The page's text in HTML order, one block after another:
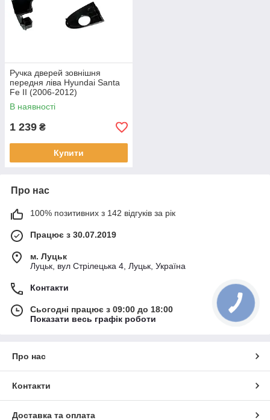
Ручка дверей зовнішня
передня ліва Hyundai Santa
Fe II (2006-2012)
826512B000
В наявності
1 239 ₴
Купити
Про нас
100% позитивних з 142 відгуків за рік
Працює з 30.07.2019
м. Луцьк
Луцьк, вул Стрілецька 4, Луцьк, Україна
Контакти
Сьогодні працює з 09:00 до 18:00
Показати весь графік роботи
Про нас
Контакти
Доставка та оплата